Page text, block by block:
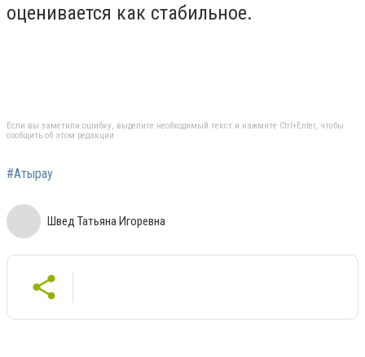
оценивается как стабильное.
Если вы заметили ошибку, выделите необходимый текст и нажмите Ctrl+Enter, чтобы
сообщить об этом редакции
#Атырау
Швед Татьяна Игоревна